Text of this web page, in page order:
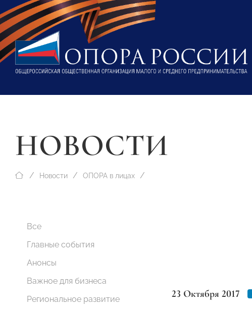
НОВОСТИ
Новости ОПОРА в лицах
Все
Главные события
Анонсы
Важное для бизнеса
Региональное развитие
23 Октября 2017